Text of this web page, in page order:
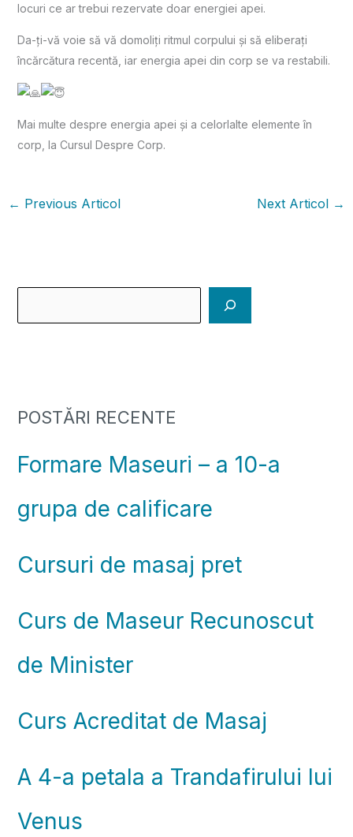
locuri ce ar trebui rezervate doar energiei apei.
Da-ți-vă voie să vă domoliți ritmul corpului și să eliberați
încărcătura recentă, iar energia apei din corp se va restabili.
Mai multe despre energia apei și a celorlalte elemente în
corp, la Cursul Despre Corp.
← Previous Articol Next Articol →
POSTĂRI RECENTE
Formare Maseuri – a 10-a
grupa de calificare
Cursuri de masaj pret
Curs de Maseur Recunoscut
de Minister
Curs Acreditat de Masaj
A 4-a petala a Trandafirului lui
Venus